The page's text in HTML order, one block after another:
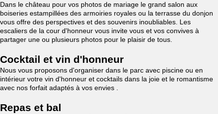
Dans le château pour vos photos de mariage le grand salon aux
boiseries estampillées des armoiries royales ou la terrasse du donjon
vous offre des perspectives et des souvenirs inoubliables. Les
escaliers de la cour d'honneur vous invite vous et vos convives à
partager une ou plusieurs photos pour le plaisir de tous.
Cocktail et vin d'honneur
Nous vous proposons d'organiser dans le parc avec piscine ou en
intérieur votre vin d'honneur et cocktails dans la joie et le romantisme
avec nos forfait adaptés à vos envies .
Repas et bal